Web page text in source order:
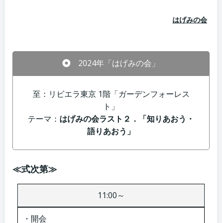
はげみの会
2024年「はげみの会」
至：リビエラ東京 1階「ガーデンフォーレス
ト」
テーマ： はげみの会ラスト２．「知りあおう・
語りあおう」
≪式次第≫
11:00～
・開会